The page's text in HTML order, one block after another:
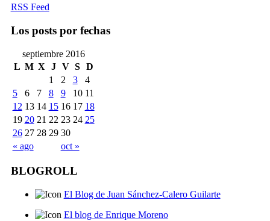
RSS Feed
Los posts por fechas
septiembre 2016
L M X J V S D
« ago oct »
1 2 3
4
5
6 7 8 9 10 11
12 13 14 15 16 17 18
19 20 21 22 23 24 25
26 27 28 29 30
BLOGROLL
El Blog de Juan Sánchez-Calero Guilarte
El blog de Enrique Moreno